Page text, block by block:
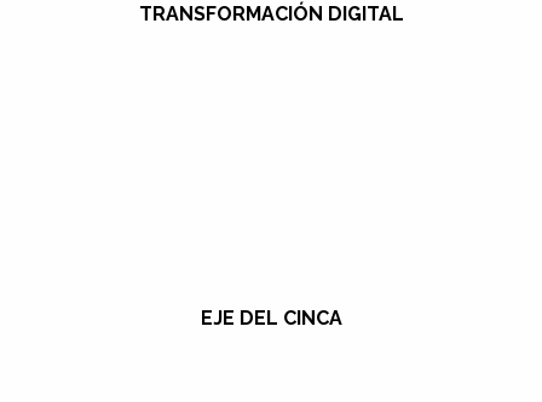
TRANSFORMACIÓN DIGITAL
EJE DEL CINCA